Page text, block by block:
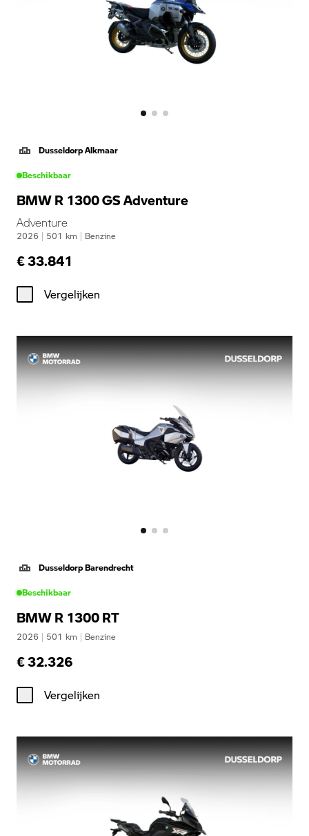
Dusseldorp Alkmaar
Beschikbaar
BMW R 1300 GS Adventure
Adventure
2026 | 501 km | Benzine
€ 33.841
Vergelijken
Dusseldorp Barendrecht
Beschikbaar
BMW R 1300 RT
2026 | 501 km | Benzine
€ 32.326
Vergelijken